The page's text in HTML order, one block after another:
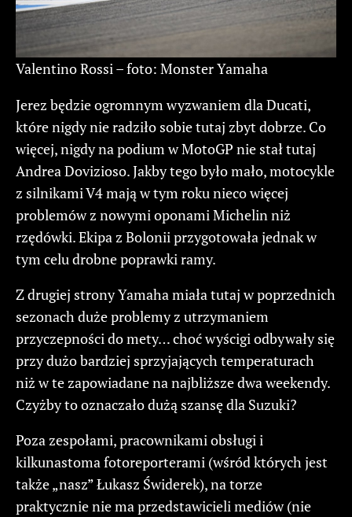
Valentino Rossi – foto: Monster Yamaha
Jerez będzie ogromnym wyzwaniem dla Ducati,
które nigdy nie radziło sobie tutaj zbyt dobrze. Co
więcej, nigdy na podium w MotoGP nie stał tutaj
Andrea Dovizioso. Jakby tego było mało, motocykle
z silnikami V4 mają w tym roku nieco więcej
problemów z nowymi oponami Michelin niż
rzędówki. Ekipa z Bolonii przygotowała jednak w
tym celu drobne poprawki ramy.
Z drugiej strony Yamaha miała tutaj w poprzednich
sezonach duże problemy z utrzymaniem
przyczepności do mety… choć wyścigi odbywały się
przy dużo bardziej sprzyjających temperaturach
niż w te zapowiadane na najbliższe dwa weekendy.
Czyżby to oznaczało dużą szansę dla Suzuki?
Poza zespołami, pracownikami obsługi i
kilkunastoma fotoreporterami (wśród których jest
także „nasz” Łukasz Świderek), na torze
praktycznie nie ma przedstawicieli mediów (nie